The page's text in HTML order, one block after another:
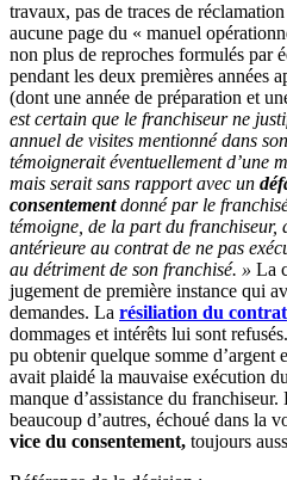
travaux, pas de traces de
aucune page du « manuel
non plus de reproches formulés par
pendant les deux premières années
(dont une année de préparation et
est certain que le franchiseur ne
annuel de visites mentionné dans
témoignerait éventuellement d’une
mais serait sans rapport avec un
consentementdonné par le
témoigne, de la part du franchiseur,
antérieure au contrat de ne pas
au détrimentde son franchisé. » La
jugement de première instance qui
demandes. La résiliation du contrat
dommages et intérêts lui sont
pu obtenir quelque somme d’argent
avait plaidé la mauvaise exécution
manque d’assistance du
beaucoup d’autres, échoué dans la
vice du consentement, toujours